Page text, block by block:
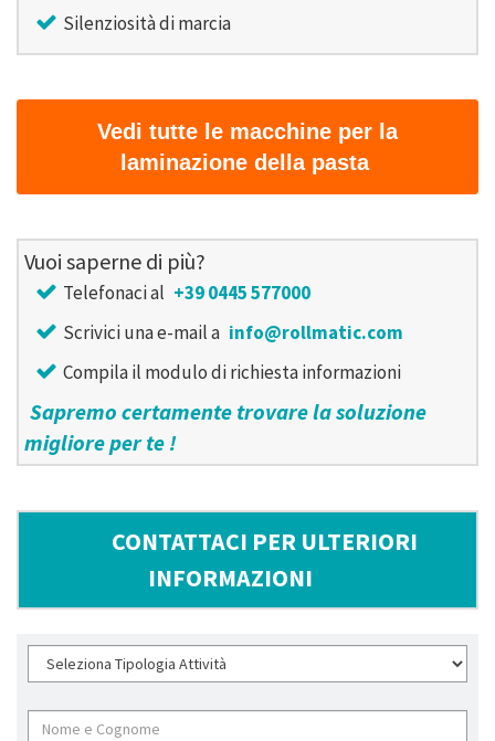
Silenziosità di marcia
Vedi tutte le macchine per la
laminazione della pasta
Vuoi saperne di più?
Telefonaci al +39 0445 577000
Scrivici una e-mail a info@rollmatic.com
Compila il modulo di richiesta informazioni
Sapremo certamente trovare la soluzione
migliore per te !
CONTATTACI PER ULTERIORI
INFORMAZIONI